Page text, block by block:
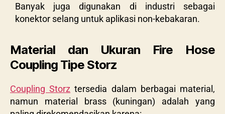
Banyak juga digunakan di industri sebagai
konektor selang untuk aplikasi non-kebakaran.
Material dan Ukuran Fire Hose
Coupling Tipe Storz
Coupling Storz tersedia dalam berbagai material,
namun material brass (kuningan) adalah yang